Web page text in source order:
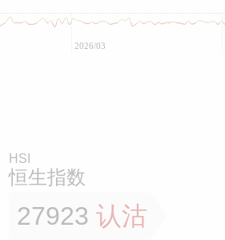
2026/03
HSI
恒生指数
27923 认沽